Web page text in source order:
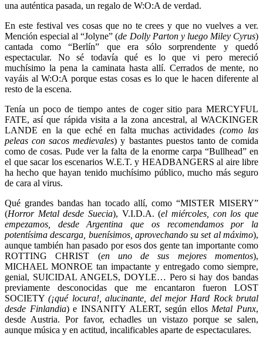
una auténtica pasada, un regalo de W:O:A de verdad.
En este festival ves cosas que no te crees y que no vuelves a ver.
Mención especial al “Jolyne” (de Dolly Parton y luego Miley Cyrus)
cantada como “Berlín” que era sólo sorprendente y quedó
espectacular. No sé todavía qué es lo que vi pero mereció
muchísimo la pena la caminata hasta allí. Cerrados de mente, no
vayáis al W:O:A porque estas cosas es lo que le hacen diferente al
resto de la escena.
Tenía un poco de tiempo antes de coger sitio para MERCYFUL
FATE, así que rápida visita a la zona ancestral, al WACKINGER
LANDE en la que eché en falta muchas actividades (como las
peleas con sacos medievales) y bastantes puestos tanto de comida
como de cosas. Pude ver la falta de la enorme carpa “Bullhead” en
el que sacar los escenarios W.E.T. y HEADBANGERS al aire libre
ha hecho que hayan tenido muchísimo público, mucho más seguro
de cara al virus.
Qué grandes bandas han tocado allí, como “MISTER MISERY”
(Horror Metal desde Suecia), V.I.D.A. (el miércoles, con los que
empezamos, desde Argentina que os recomendamos por la
potentísima descarga, buenísimos, aprovechando su set al máximo),
aunque también han pasado por esos dos gente tan importante como
ROTTING CHRIST (en uno de sus mejores momentos),
MICHAEL MONROE tan impactante y entregado como siempre,
genial, SUICIDAL ANGELS, DOYLE… Pero si hay dos bandas
previamente desconocidas que me encantaron fueron LOST
SOCIETY(¡qué locura!, alucinante, del mejor Hard Rock brutal
desde Finlandia) e INSANITY ALERT, según ellos Metal Punx,
desde Austria. Por favor, echadles un vistazo porque se salen,
aunque música y en actitud, incalificables aparte de espectaculares.